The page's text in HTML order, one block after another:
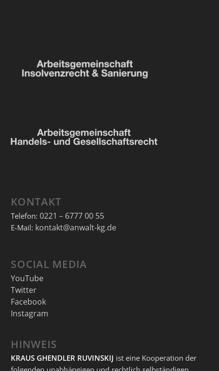
KONTAKT
Telefon: 0221 – 6777 00 55
E-Mail: kontakt@anwalt-kg.de
SOCIAL MEDIA
YouTube
Twitter
Facebook
Instagram
HINWEIS
KRAUS GHENDLER RUVINSKIJ ist eine Kooperation der